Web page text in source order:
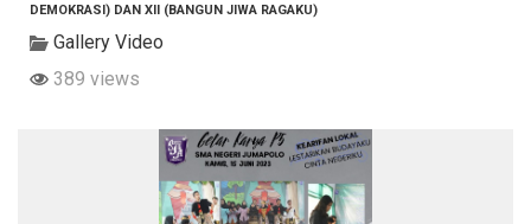
DEMOKRASI) DAN XII (BANGUN JIWA RAGAKU)
Gallery Video
389 views